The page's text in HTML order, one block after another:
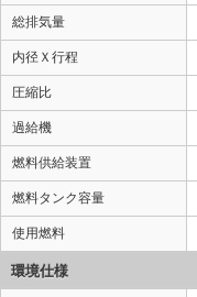
総排気量
内径Ｘ行程
圧縮比
過給機
燃料供給装置
燃料タンク容量
使用燃料
環境仕様